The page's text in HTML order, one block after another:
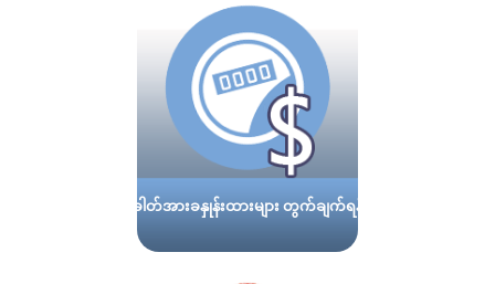
ဓါတ်အားခနှုန်းထားများ တွက်ချက်ရန်